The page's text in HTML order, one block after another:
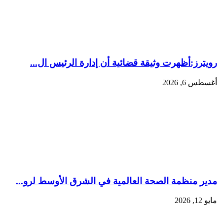
رويترز:‏أظهرت وثيقة قضائية أن إدارة الرئيس ال...
أغسطس 6, 2026
مدير منظمة الصحة العالمية في الشرق الأوسط لرو...
مايو 12, 2026